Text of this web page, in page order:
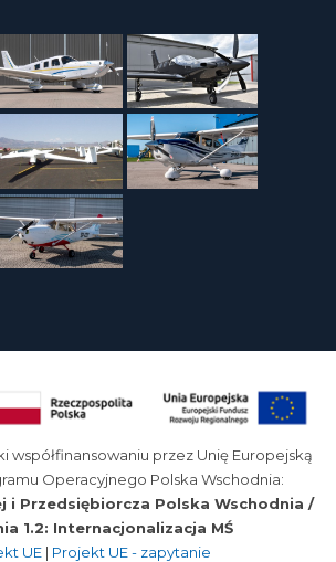
współfinansowaniu przez Unię Europejską
Operacyjnego Polska Wschodnia:
i Przedsiębiorcza Polska Wschodnia /
1.2: Internacjonalizacja MŚ
UE | Projekt UE - zapytanie